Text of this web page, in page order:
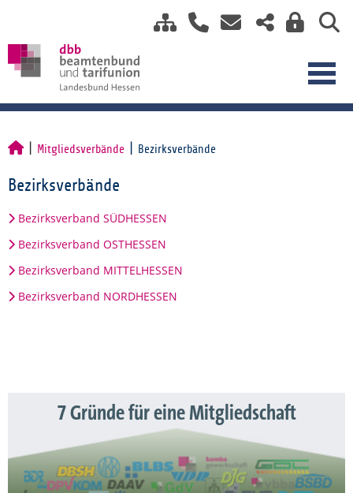
Mitgliedsverbände Bezirksverbände
Bezirksverbände
Bezirksverband SÜDHESSEN
Bezirksverband OSTHESSEN
Bezirksverband MITTELHESSEN
Bezirksverband NORDHESSEN
7 Gründe für eine Mitgliedschaft